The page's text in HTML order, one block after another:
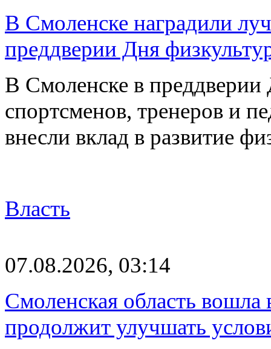
В Смоленске наградили
преддверии Дня
В Смоленске в преддверии
спортсменов, тренеров и
внесли вклад в развитие
Власть
07.08.2026, 03:14
Смоленская область
продолжит улучшать